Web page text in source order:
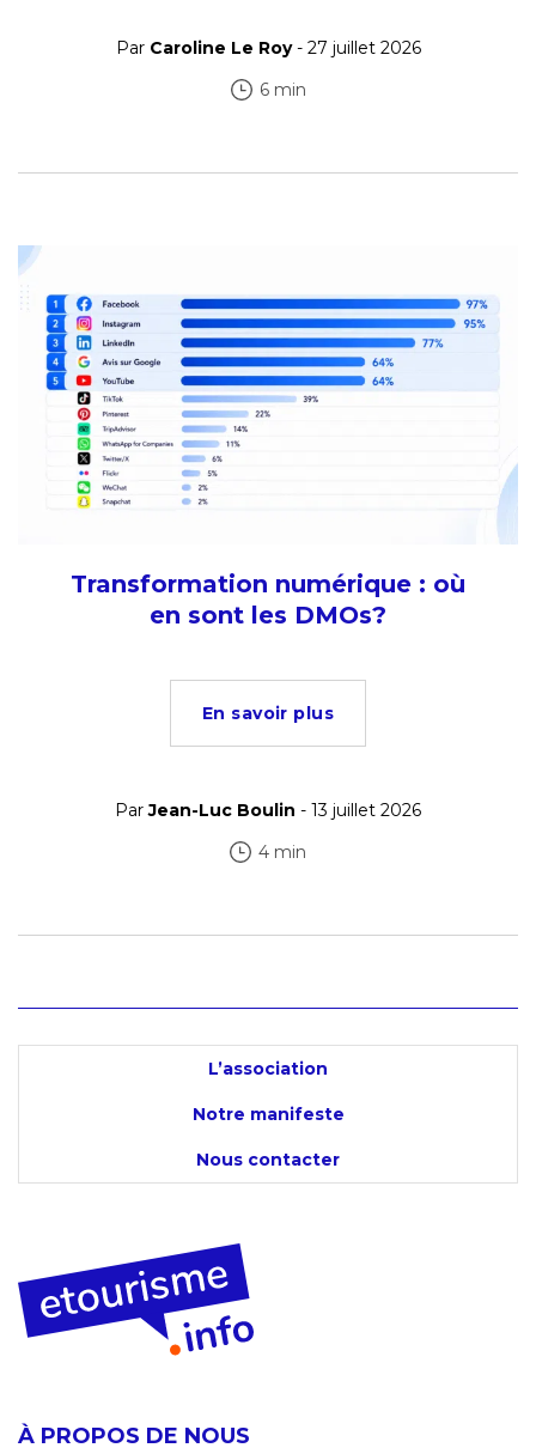
Par Caroline Le Roy- 27 juillet 2026
6 min
Transformation numérique : où
en sont les DMOs?
En savoir plus
ParJean-Luc Boulin - 13 juillet 2026
4 min
L’association
Notre manifeste
Nous contacter
À PROPOS DE NOUS